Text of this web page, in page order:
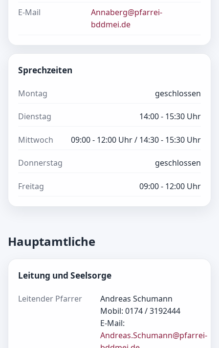
E-Mail
Annaberg@pfarrei-
bddmei.de
Sprechzeiten
Montag geschlossen
Dienstag 14:00 - 15:30 Uhr
Mittwoch 09:00 - 12:00 Uhr / 14:30 - 15:30 Uhr
Donnerstag geschlossen
Freitag 09:00 - 12:00 Uhr
Hauptamtliche
Leitung und Seelsorge
Leitender Pfarrer
Andreas Schumann
Mobil: 0174 / 3192444
E-Mail:
Andreas.Schumann@pfarrei-